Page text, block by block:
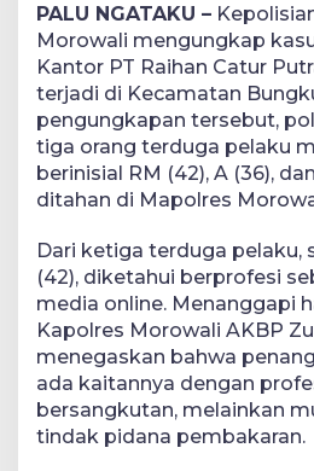
PALU NGATAKU –
Morowali mengungkap
Kantor PT Raihan Catur
terjadi di Kecamatan
pengungkapan tersebut,
tiga orang terduga pelaku
berinisial RM (42), A (36),
ditahan di Mapolres
Dari ketiga terduga pelaku,
(42), diketahui berprofesi
media online. Menanggapi
Kapolres Morowali AKBP
menegaskan bahwa
ada kaitannya dengan
bersangkutan, melainkan
tindak pidana pembakaran.